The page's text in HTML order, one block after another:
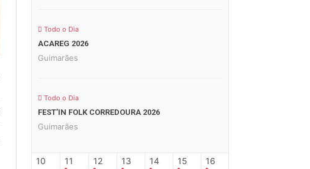
Todo o Dia
ACAREG 2026
Guimarães
Todo o Dia
FEST’IN FOLK CORREDOURA 2026
Guimarães
10 11 12 13 14 15 16